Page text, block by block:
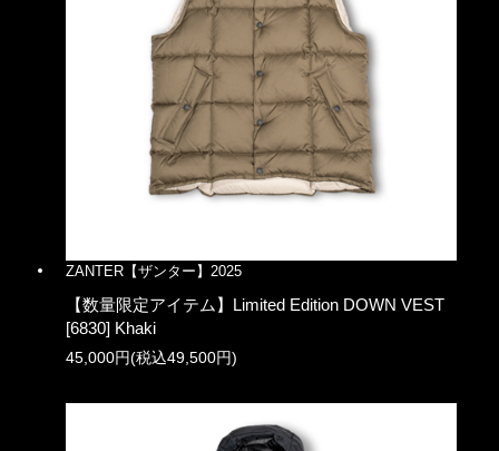
ZANTER【ザンター】2025
【数量限定アイテム】Limited Edition DOWN VEST
[6830] Khaki
45,000円(税込49,500円)